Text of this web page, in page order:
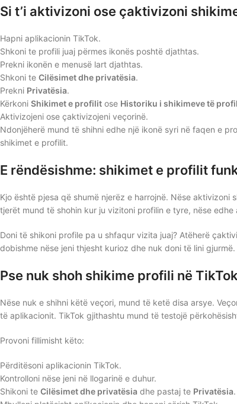
Si t’i aktivizoni ose çaktivizoni
Hapni aplikacionin TikTok.
Shkoni te profili juaj përmes ikonës poshtë djathtas.
Prekni ikonën e menusë lart djathtas.
Shkoni te Cilësimet dhe privatësia.
Prekni Privatësia.
Kërkoni Shikimet e profilit ose Historiku i shikimeve të
Aktivizojeni ose çaktivizojeni veçorinë.
Ndonjëherë mund të shihni edhe një ikonë syri në faqen e
shikimet e profilit.
E rëndësishme: shikimet e profilit
Kjo është pjesa që shumë njerëz e harrojnë. Nëse
tjerët mund të shohin kur ju vizitoni profilin e tyre, nëse
Doni të shikoni profile pa u shfaqur vizita juaj? Atëherë
dobishme nëse jeni thjesht kurioz dhe nuk doni të lini gjurmë.
Pse nuk shoh shikime profili në
Nëse nuk e shihni këtë veçori, mund të ketë disa arsye.
të aplikacionit. TikTok gjithashtu mund të testojë
Provoni fillimisht këto:
Përditësoni aplikacionin TikTok.
Kontrolloni nëse jeni në llogarinë e duhur.
Shikoni te Cilësimet dhe privatësia dhe pastaj te Privatësia.